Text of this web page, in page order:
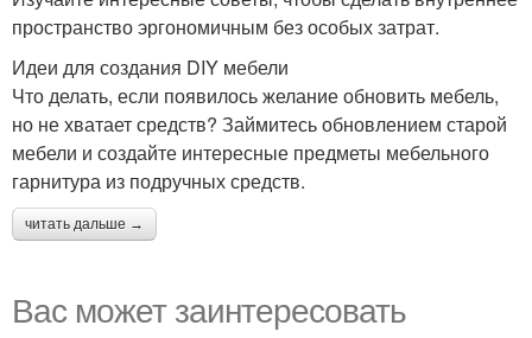
пространство эргономичным без особых затрат.
Идеи для создания DIY мебели
Что делать, если появилось желание обновить мебель,
но не хватает средств? Займитесь обновлением старой
мебели и создайте интересные предметы мебельного
гарнитура из подручных средств.
читать дальше →
Вас может заинтересовать